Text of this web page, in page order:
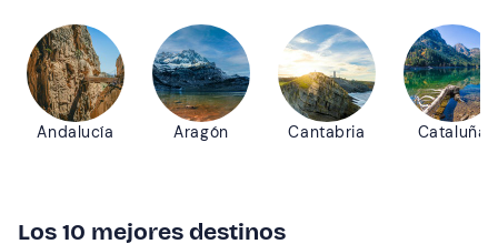
Andalucía Aragón Cantabria Cataluña
Los 10 mejores destinos